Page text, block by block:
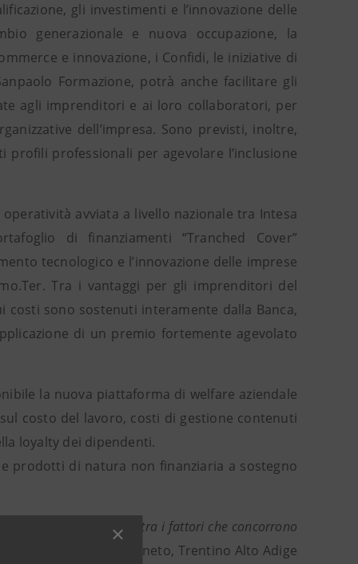
gli investimenti e l’innovazione delle
generazionale e nuova occupazione, la
e innovazione, i Confidi, le iniziative di
Formazione, potrà anche facilitare gli
agli imprenditori e ai loro collaboratori, per
dell’impresa. Sono previsti, inoltre,
professionali per agevolare l’inclusione
avviata a livello nazionale tra Intesa
di finanziamenti “Tranched Cover”
tecnologico e l’innovazione delle imprese
Tra i vantaggi per gli imprenditori del
costi sono sostenuti interamente dalla Banca,
di un premio fortemente agevolato
la nuova piattaforma di welfare aziendale
costo del lavoro, costi di gestione contenuti
loyalty dei dipendenti.
prodotti di natura non finanziaria a sostegno
imprese dei territori è tra i fattori che concorrono
direttore regionale Veneto, Trentino Alto Adige